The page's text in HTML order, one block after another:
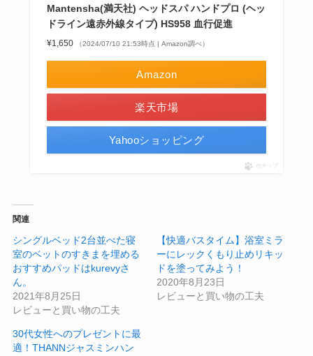
Mantensha(満天社) ヘッドスパ ハンドプロ (ヘッ
ドライン遠赤外線タイプ) HS958 血行促進
¥1,650 （2024/07/10 21:53時点 | Amazon調べ）
Amazon
楽天市場
Yahooショッピング
ポチップ
関連
シングルベッド2台並べた寝
室のベットのすきまを埋める
おすすめパッドはkurevyさ
ん。
2021年8月25日
レビューと買い物の工夫
【快適バスタイム】浴室ミラ
ーにレックくもり止めリキッ
ドを塗ってみよう！
2020年8月23日
レビューと買い物の工夫
30代女性へのプレゼントに最
適！THANNジャスミンハン